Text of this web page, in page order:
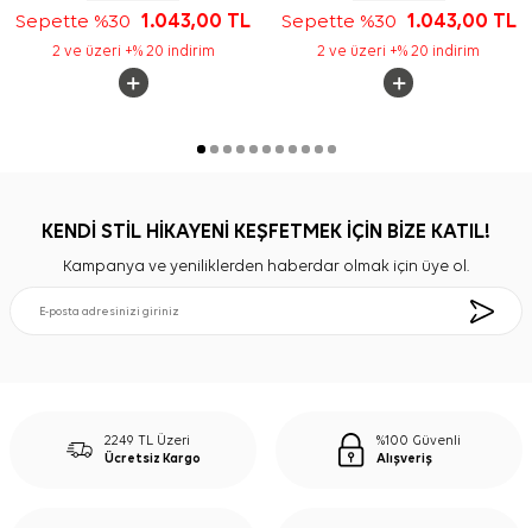
Sepette %30 1.043,00 TL
2 ve üzeri +% 20 indirim
Sepette %30 1.043,00 TL
2 ve üzeri +% 20 indirim
KENDİ STİL HİKAYENİ KEŞFETMEK İÇİN BİZE KATIL!
Kampanya ve yeniliklerden haberdar olmak için üye ol.
2249 TL Üzeri
Ücretsiz Kargo
%100 Güvenli
Alışveriş